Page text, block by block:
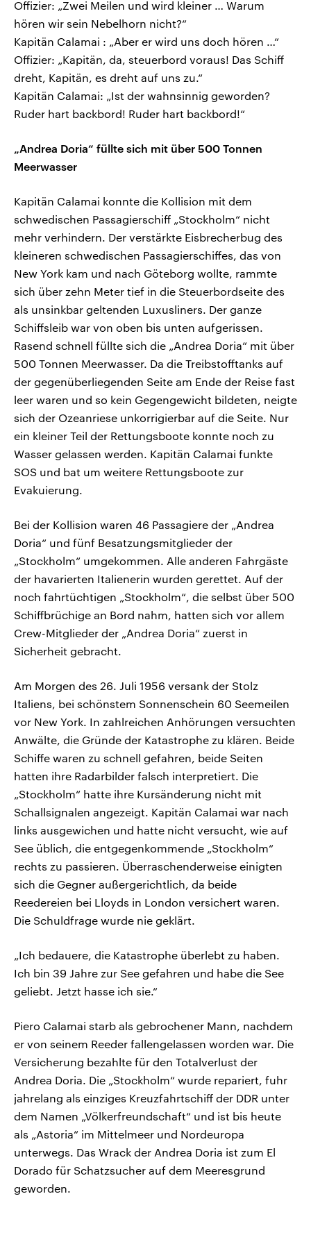
Offizier: „Zwei Meilen und wird kleiner … Warum
hören wir sein Nebelhorn nicht?“
Kapitän Calamai : „Aber er wird uns doch hören …“
Offizier: „Kapitän, da, steuerbord voraus! Das Schiff
dreht, Kapitän, es dreht auf uns zu.“
Kapitän Calamai: „Ist der wahnsinnig geworden?
Ruder hart backbord! Ruder hart backbord!“
„Andrea Doria“ füllte sich mit über 500 Tonnen
Meerwasser
Kapitän Calamai konnte die Kollision mit dem
schwedischen Passagierschiff „Stockholm“ nicht
mehr verhindern. Der verstärkte Eisbrecherbug des
kleineren schwedischen Passagierschiffes, das von
New York kam und nach Göteborg wollte, rammte
sich über zehn Meter tief in die Steuerbordseite des
als unsinkbar geltenden Luxusliners. Der ganze
Schiffsleib war von oben bis unten aufgerissen.
Rasend schnell füllte sich die „Andrea Doria“ mit über
500 Tonnen Meerwasser. Da die Treibstofftanks auf
der gegenüberliegenden Seite am Ende der Reise fast
leer waren und so kein Gegengewicht bildeten, neigte
sich der Ozeanriese unkorrigierbar auf die Seite. Nur
ein kleiner Teil der Rettungsboote konnte noch zu
Wasser gelassen werden. Kapitän Calamai funkte
SOS und bat um weitere Rettungsboote zur
Evakuierung.
Bei der Kollision waren 46 Passagiere der „Andrea
Doria“ und fünf Besatzungsmitglieder der
„Stockholm“ umgekommen. Alle anderen Fahrgäste
der havarierten Italienerin wurden gerettet. Auf der
noch fahrtüchtigen „Stockholm“, die selbst über 500
Schiffbrüchige an Bord nahm, hatten sich vor allem
Crew-Mitglieder der „Andrea Doria“ zuerst in
Sicherheit gebracht.
Am Morgen des 26. Juli 1956 versank der Stolz
Italiens, bei schönstem Sonnenschein 60 Seemeilen
vor New York. In zahlreichen Anhörungen versuchten
Anwälte, die Gründe der Katastrophe zu klären. Beide
Schiffe waren zu schnell gefahren, beide Seiten
hatten ihre Radarbilder falsch interpretiert. Die
„Stockholm“ hatte ihre Kursänderung nicht mit
Schallsignalen angezeigt. Kapitän Calamai war nach
links ausgewichen und hatte nicht versucht, wie auf
See üblich, die entgegenkommende „Stockholm“
rechts zu passieren. Überraschenderweise einigten
sich die Gegner außergerichtlich, da beide
Reedereien bei Lloyds in London versichert waren.
Die Schuldfrage wurde nie geklärt.
„Ich bedauere, die Katastrophe überlebt zu haben.
Ich bin 39 Jahre zur See gefahren und habe die See
geliebt. Jetzt hasse ich sie.“
Piero Calamai starb als gebrochener Mann, nachdem
er von seinem Reeder fallengelassen worden war. Die
Versicherung bezahlte für den Totalverlust der
Andrea Doria. Die „Stockholm“ wurde repariert, fuhr
jahrelang als einziges Kreuzfahrtschiff der DDR unter
dem Namen „Völkerfreundschaft“ und ist bis heute
als „Astoria“ im Mittelmeer und Nordeuropa
unterwegs. Das Wrack der Andrea Doria ist zum El
Dorado für Schatzsucher auf dem Meeresgrund
geworden.